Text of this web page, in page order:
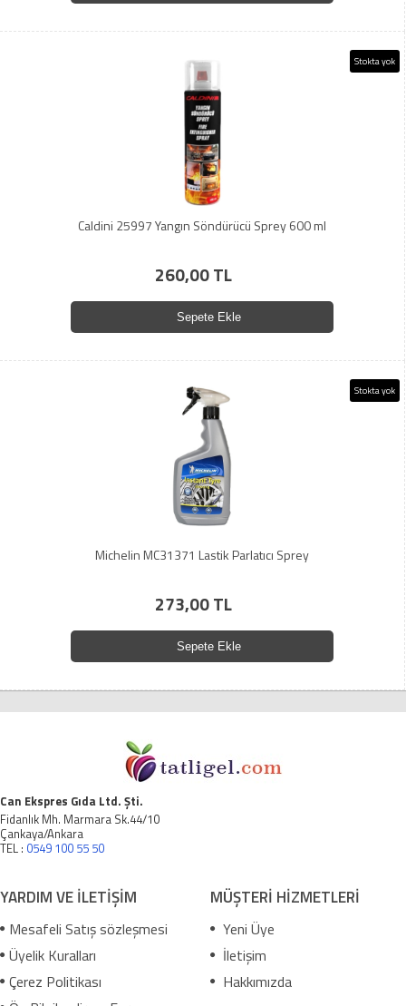
Stokta yok
Caldini 25997 Yangın Söndürücü Sprey 600 ml
260,00 TL
Sepete Ekle
Stokta yok
Michelin MC31371 Lastik Parlatıcı Sprey
273,00 TL
Sepete Ekle
Can Ekspres Gıda Ltd. Şti.
Fidanlık Mh. Marmara Sk.44/10
Çankaya/Ankara
TEL : 0549 100 55 50
YARDIM VE İLETİŞİM
Mesafeli Satış sözleşmesi
Üyelik Kuralları
Çerez Politikası
MÜŞTERİ HİZMETLERİ
Yeni Üye
İletişim
Hakkımızda